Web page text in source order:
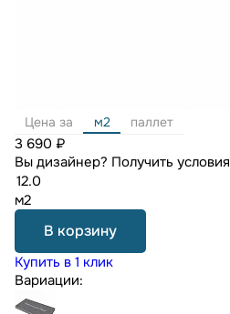
Цена за м2 паллет
3 690 ₽
Вы дизайнер? Получить условия
м2
В корзину
Купить в 1 клик
Вариации: